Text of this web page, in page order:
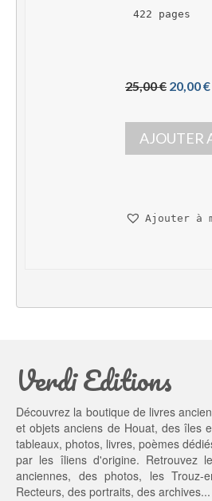
422 pages
25,00 € L
p
r
i
i
é
t :
5,
0
0 €.
20,00 €L
i
AJOUTER
Ajouter à
Verdi Editions
Découvrez la boutique de livres
et objets anciens de Houat, des îles
tableaux, photos, livres, poèmes
par les îliens d'origine. Retrouvez
anciennes, desphotos, lesTrouz-
Recteurs, des portraits, des archives...